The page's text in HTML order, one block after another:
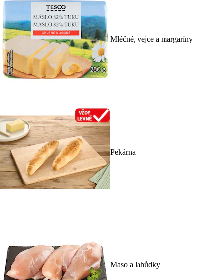
Mléčné, vejce a margaríny
Pekárna
Maso a lahůdky